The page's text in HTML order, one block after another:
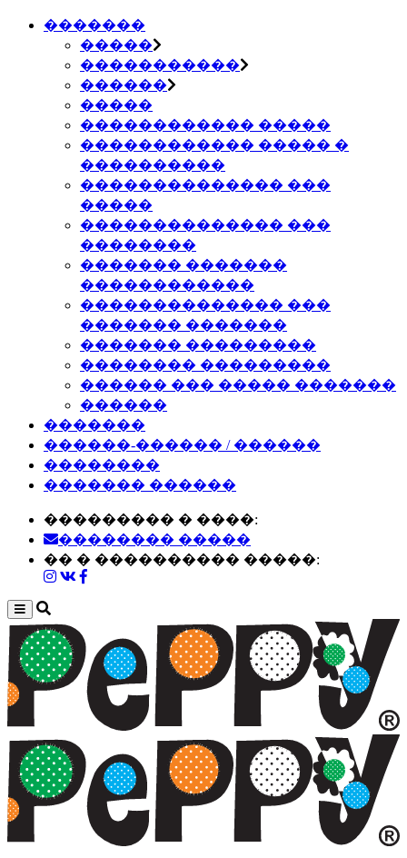
�������
�����
�����������
������
�����
������������ �����
������������ ����� �
����������
�������������� ���
�����
�������������� ���
��������
������� �������
������������
�������������� ���
������� �������
������� ���������
�������� ���������
������ ��� ����� �������
������
�������
������-������ / ������
��������
������� ������
��������� � ����:
�������� �����
�� � ���������� �����: